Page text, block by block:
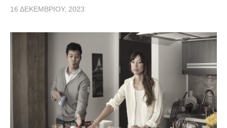
16 ΔΕΚΕΜΒΡΊΟΥ, 2023